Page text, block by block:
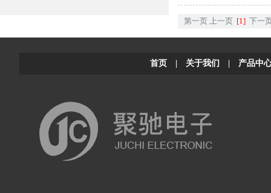
第一页 上一页 [1] 下一
首页| 关于我们 产品中